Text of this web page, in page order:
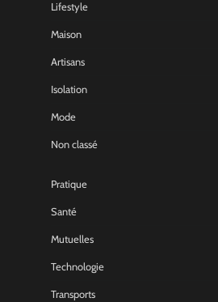
Lifestyle
Maison
Artisans
Isolation
Mode
Non classé
Pratique
Santé
Mutuelles
Technologie
Transports